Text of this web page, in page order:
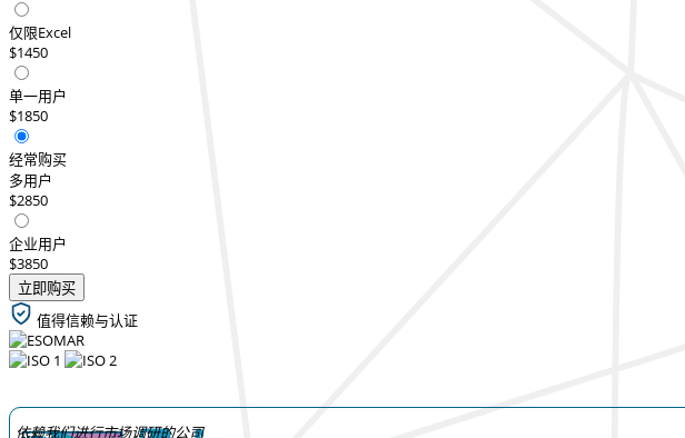
仅限Excel
$1450
单一用户
$1850
经常购买
多用户
$2850
企业用户
$3850
立即购买
值得信赖与认证
依赖我们进行市场调研的公司